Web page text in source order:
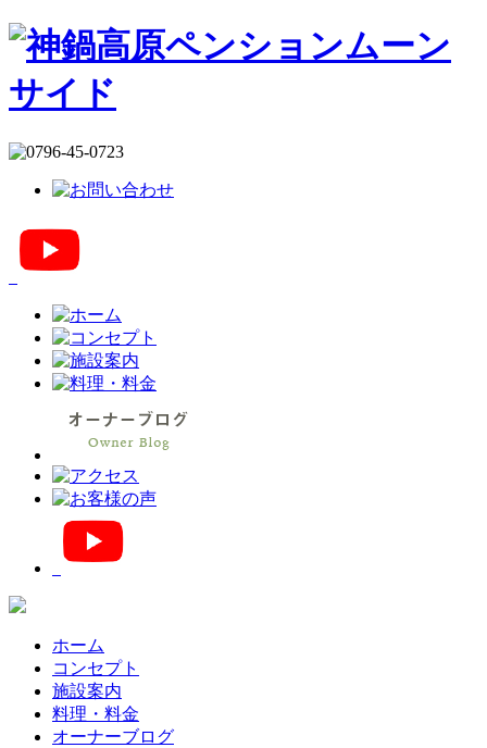
ホーム
コンセプト
施設案内
料理・料金
オーナーブログ